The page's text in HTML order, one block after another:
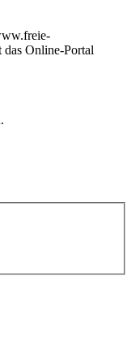
das Online-Portal